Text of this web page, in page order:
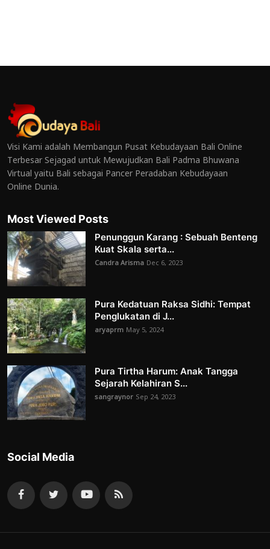
Visi Kami adalah Membangun Pusat Kebudayaan Bali Online
Terbesar Sejagad untuk Mewujudkan Bali Padma Bhuwana
Virtual yaitu Bali sebagai Pancer Peradaban Kebudayaan
Online Dunia.
Most Viewed Posts
Penunggun Karang : Sebuah Benteng
Kuat Skala serta...
Candra Arisma Dec 6, 2023
Pura Kedatuan Raksa Sidhi: Tempat
Penglukatan di J...
aryaprm May 5, 2024
Pura Tirtha Harum: Anak Tangga
Sejarah Kelahiran S...
sangraynor Sep 24, 2023
Social Media